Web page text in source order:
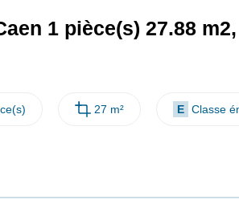
1 pièce(s) 27.88 m2,
27 m² E Classe